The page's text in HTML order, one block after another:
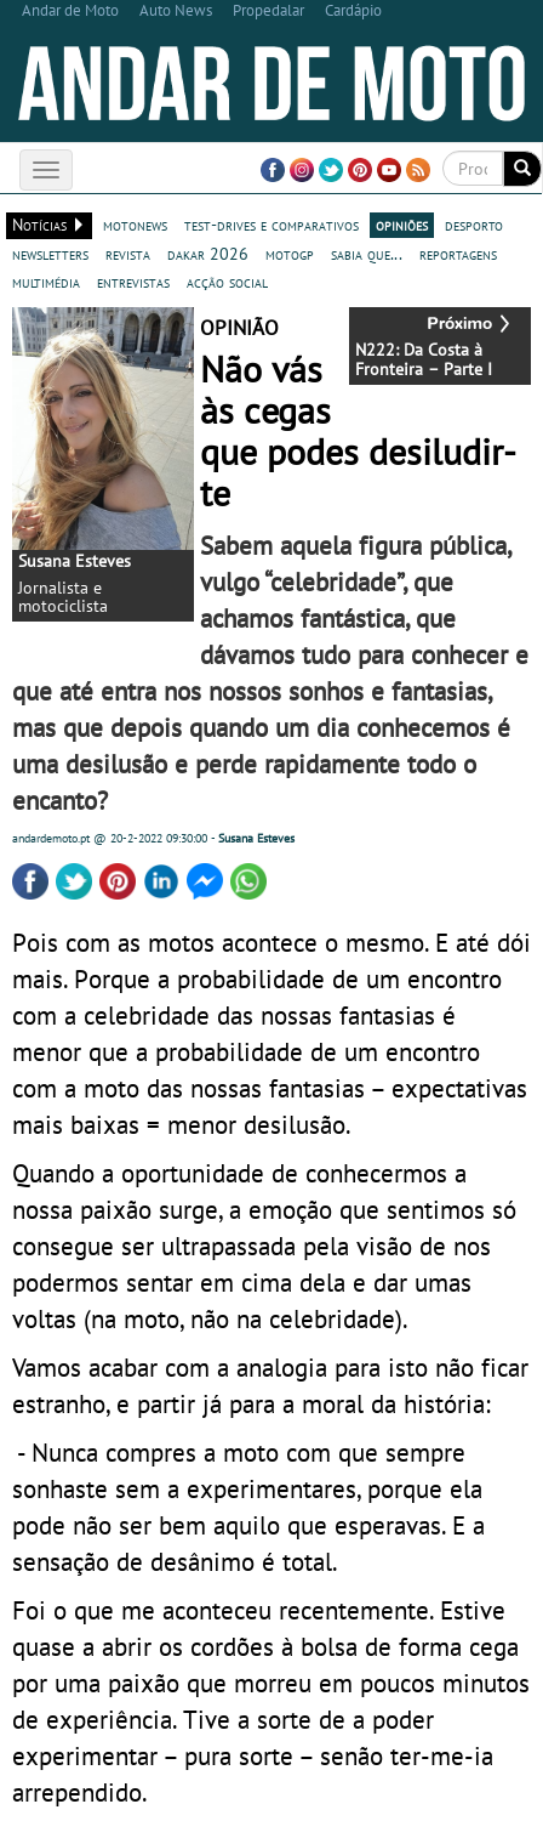
Andar de Moto Auto News Propedalar Cardápio
Toggle
navigation
Notícias
motonews test-drives e comparativos opiniões
desporto
newsletters
revista dakar 2026 motogp sabia que...
reportagens
multimédia
entrevistas acção social
N222: Da Costa à
Fronteira – Parte I
Susana Esteves
Jornalista e
motociclista
OPINIÃO
Não vás
às cegas
que podes desiludir-
te
Sabem aquela figura pública,
vulgo “celebridade”, que
achamos fantástica, que
dávamos tudo para conhecer e
que até entra nos nossos sonhos e fantasias,
mas que depois quando um dia conhecemos é
uma desilusão e perde rapidamente todo o
encanto?
andardemoto.pt@ 20-2-2022 09:30:00 - Susana Esteves
Pois com as motos acontece o mesmo. E até dói
mais. Porque a probabilidade de um encontro
com a celebridade das nossas fantasias é
menor que a probabilidade de um encontro
com a moto das nossas fantasias – expectativas
mais baixas = menor desilusão.
Quando a oportunidade de conhecermos a
nossa paixão surge, a emoção que sentimos só
consegue ser ultrapassada pela visão de nos
podermos sentar em cima dela e dar umas
voltas (na moto, não na celebridade).
Vamos acabar com a analogia para isto não ficar
estranho, e partir já para a moral da história:
- Nunca compres a moto com que sempre
sonhaste sem a experimentares, porque ela
pode não ser bem aquilo que esperavas. E a
sensação de desânimo é total.
Foi o que me aconteceu recentemente. Estive
quase a abrir os cordões à bolsa de forma cega
por uma paixão que morreu em poucos minutos
de experiência. Tive a sorte de a poder
experimentar – pura sorte – senão ter-me-ia
arrependido.